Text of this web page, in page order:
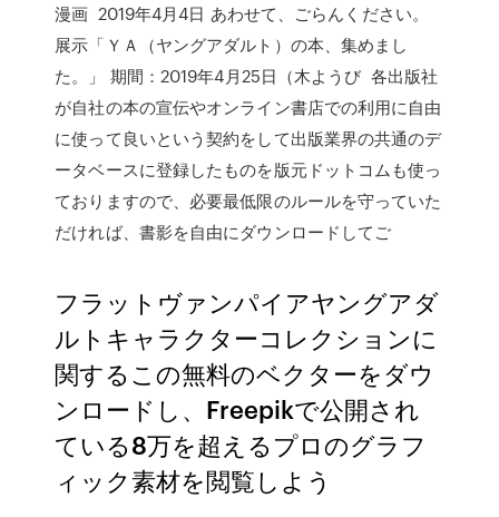
漫画 2019年4月4日 あわせて、ごらんください。
展示「ＹＡ（ヤングアダルト）の本、集めまし
た。」 期間：2019年4月25日（木ようび 各出版社
が自社の本の宣伝やオンライン書店での利用に自由
に使って良いという契約をして出版業界の共通のデ
ータベースに登録したものを版元ドットコムも使っ
ておりますので、必要最低限のルールを守っていた
だければ、書影を自由にダウンロードしてご
フラットヴァンパイアヤングアダ
ルトキャラクターコレクションに
関するこの無料のベクターをダウ
ンロードし、Freepikで公開され
ている8万を超えるプロのグラフ
ィック素材を閲覧しよう